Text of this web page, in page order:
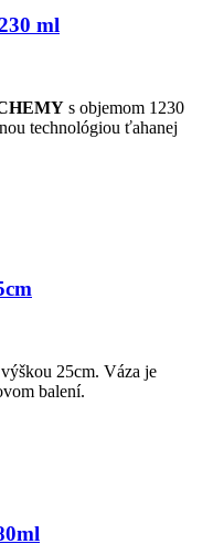
ml
s objemom 1230
technológiou ťahanej
25cm. Váza je
balení.